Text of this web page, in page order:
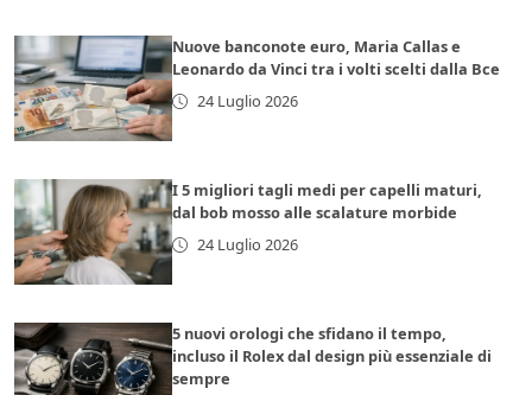
Nuove banconote euro, Maria Callas e
Leonardo da Vinci tra i volti scelti dalla Bce
24 Luglio 2026
I 5 migliori tagli medi per capelli maturi,
dal bob mosso alle scalature morbide
24 Luglio 2026
5 nuovi orologi che sfidano il tempo,
incluso il Rolex dal design più essenziale di
sempre